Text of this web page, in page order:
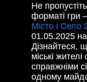
Не
форматі гри
Місто і Село
01.05.2025
Дізнайтеся,
міські жителі
справжніми
одному